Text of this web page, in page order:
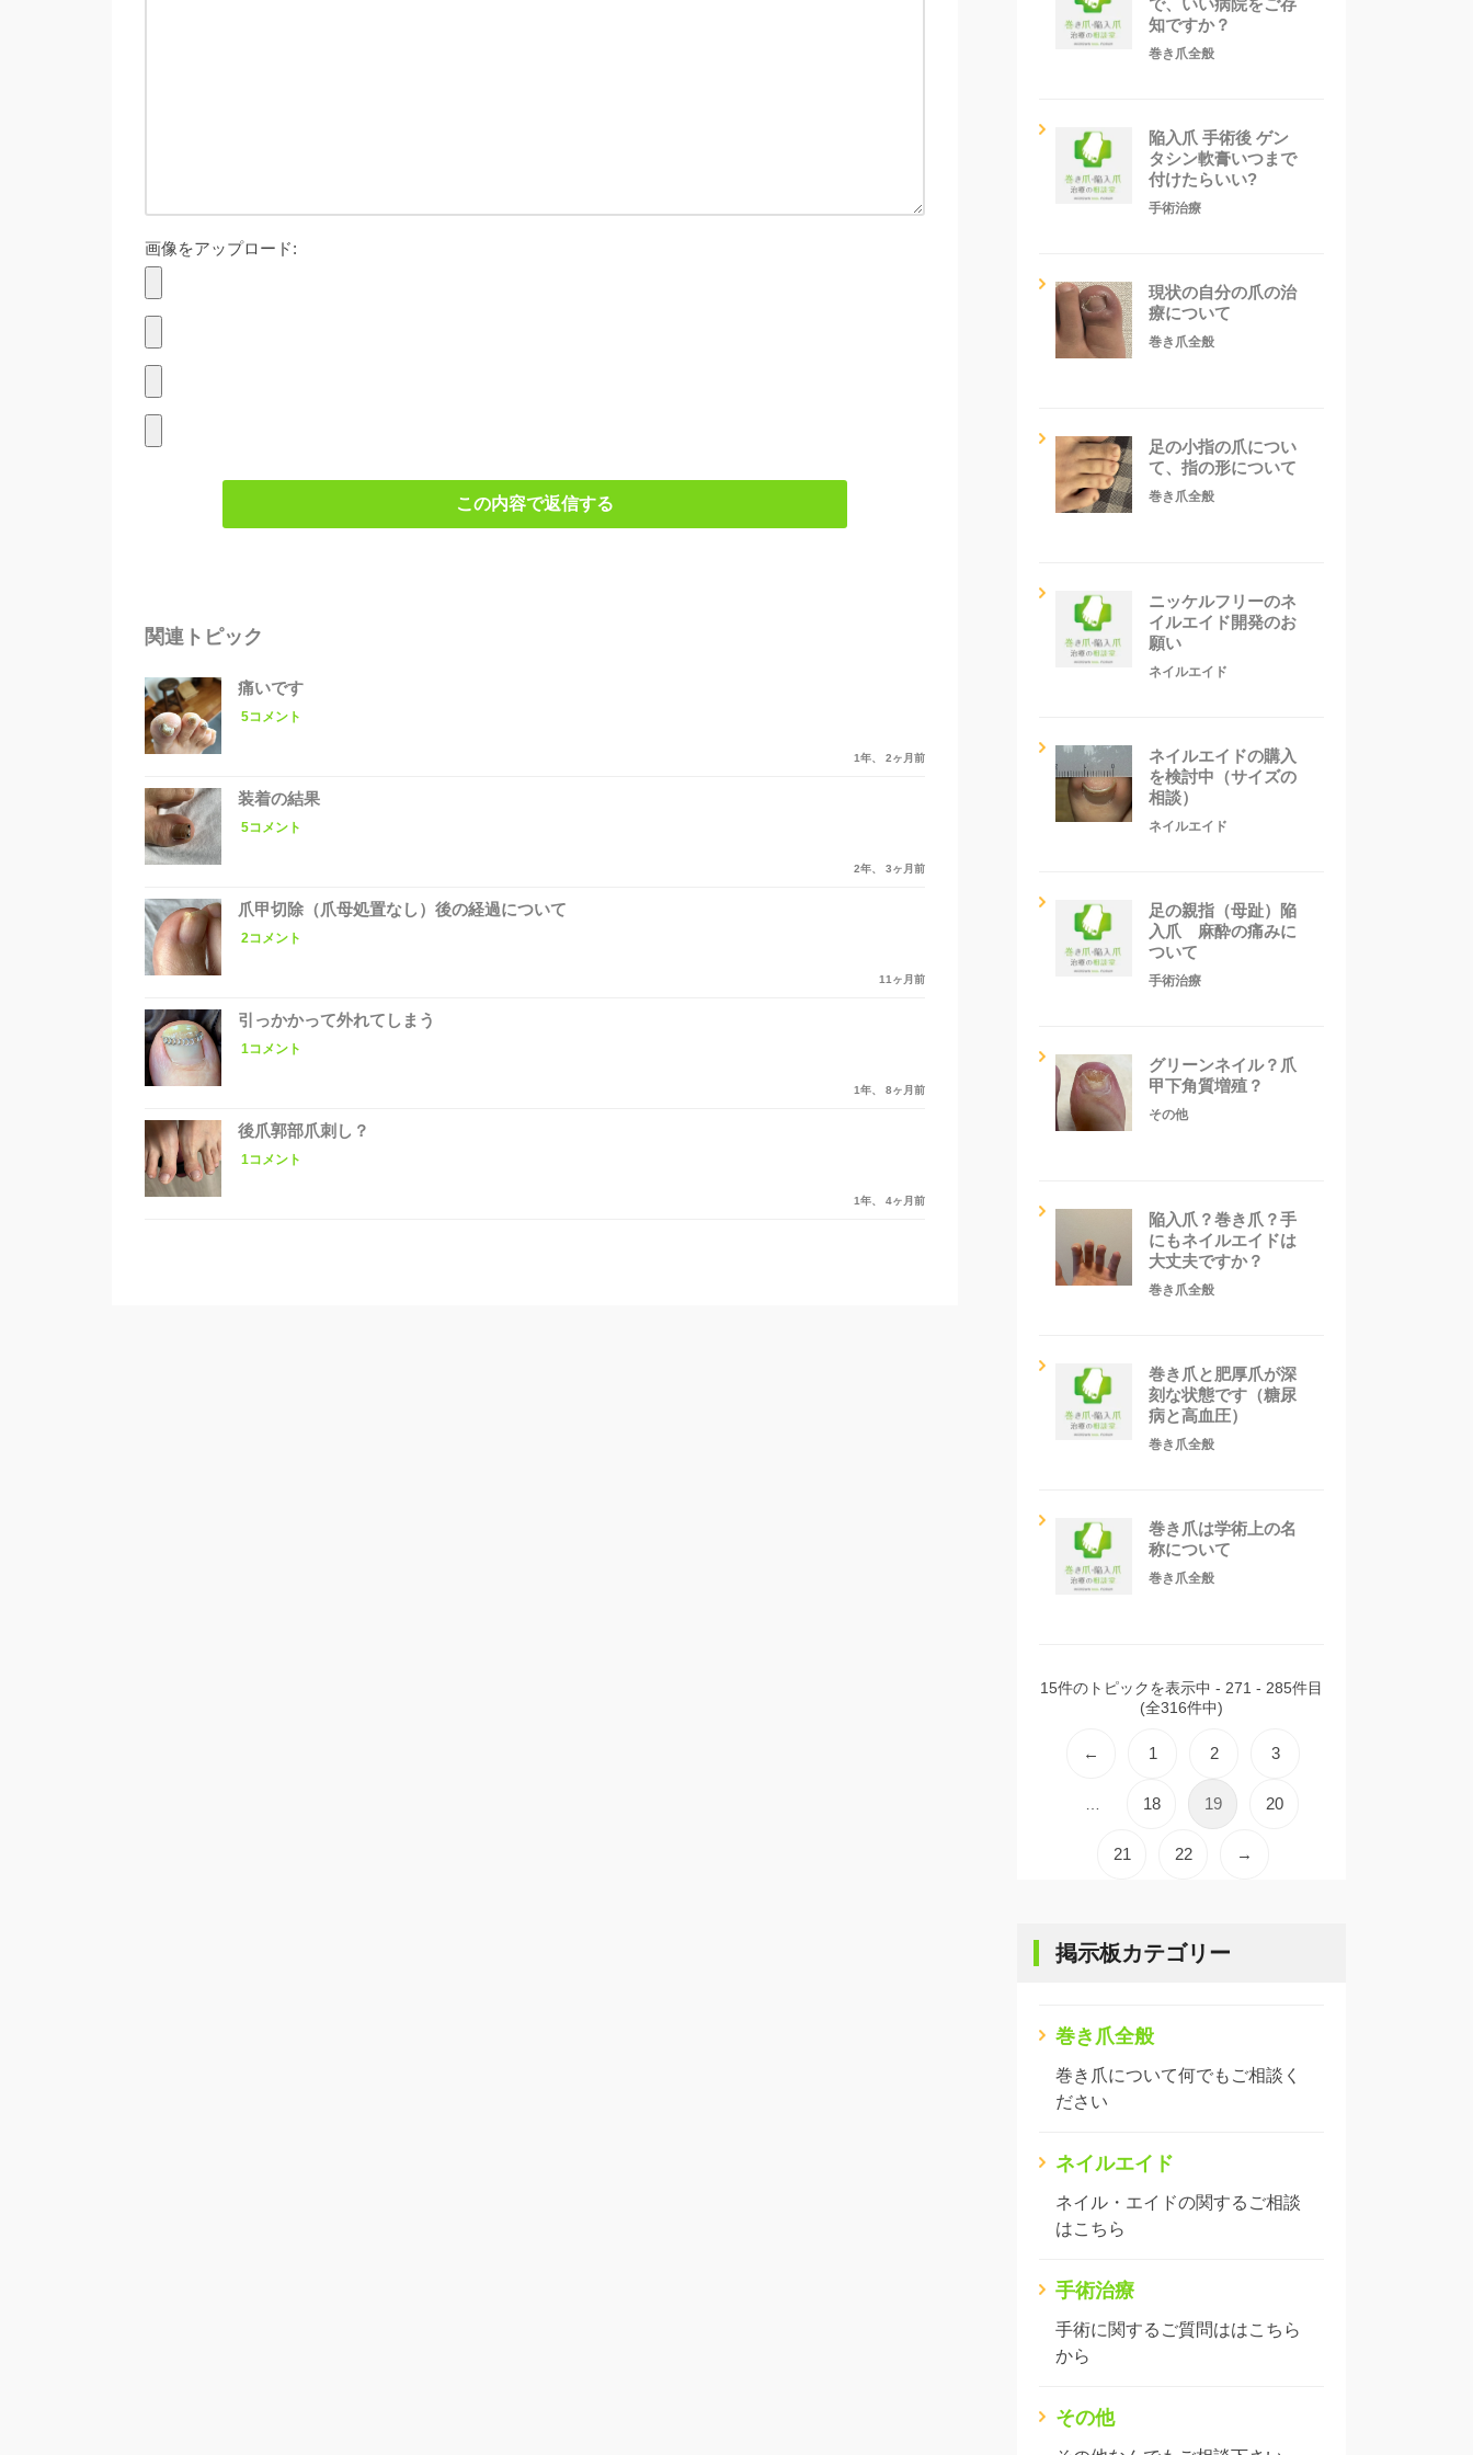
画像をアップロード:
この内容で返信する
関連トピック
痛いです
5コメント
1年、 2ヶ月前
装着の結果
5コメント
2年、 3ヶ月前
爪甲切除（爪母処置なし）後の経過について
2コメント
11ヶ月前
引っかかって外れてしまう
1コメント
1年、 8ヶ月前
後爪郭部爪刺し？
1コメント
1年、 4ヶ月前
知ですか？
巻き爪全般
陥入爪 手術後 ゲン
タシン軟膏いつまで
付けたらいい?
手術治療
現状の自分の爪の治
療について
巻き爪全般
足の小指の爪につい
て、指の形について
巻き爪全般
ニッケルフリーのネ
イルエイド開発のお
願い
ネイルエイド
ネイルエイドの購入
を検討中（サイズの
相談）
ネイルエイド
足の親指（母趾）陥
入爪 麻酔の痛みに
ついて
手術治療
グリーンネイル？爪
甲下角質増殖？
その他
陥入爪？巻き爪？手
にもネイルエイドは
大丈夫ですか？
巻き爪全般
巻き爪と肥厚爪が深
刻な状態です（糖尿
病と高血圧）
巻き爪全般
巻き爪は学術上の名
称について
巻き爪全般
15件のトピックを表示中 - 271 - 285件目
(全316件中)
← 1 2 3
18 19 20
21 22 →
掲示板カテゴリー
巻き爪全般
巻き爪について何でもご相談く
ださい
ネイルエイド
ネイル・エイドの関するご相談
はこちら
手術治療
手術に関するご質問ははこちら
から
その他